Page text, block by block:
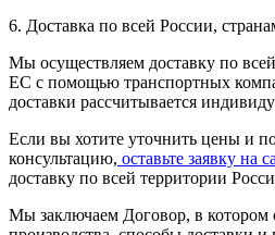
6. Доставка по всей России,
Мы осуществляем доставку по
ЕС с помощью транспортных
доставки рассчитывается
Если вы хотите уточнить цены и
консультацию, оставьте заявку на
доставку по всей территории
Мы заключаем Договор, в